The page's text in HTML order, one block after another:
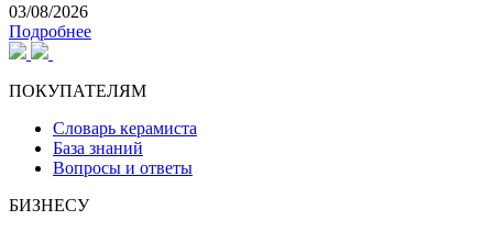
03/08/2026
Подробнее
ПОКУПАТЕЛЯМ
Словарь керамиста
База знаний
Вопросы и ответы
БИЗНЕСУ